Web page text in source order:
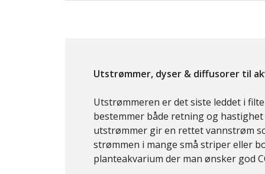
Utstrømmer, dyser & diffusorer til
Utstrømmeren er det siste leddet i
bestemmer både retning og
utstrømmer gir en rettet vannstrøm
strømmen i mange små striper eller
planteakvarium der man ønsker god